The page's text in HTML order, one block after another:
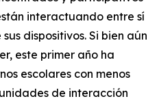
interactuando entre sí
dispositivos. Si bien aún
este primer año ha
escolares con menos
de interacción